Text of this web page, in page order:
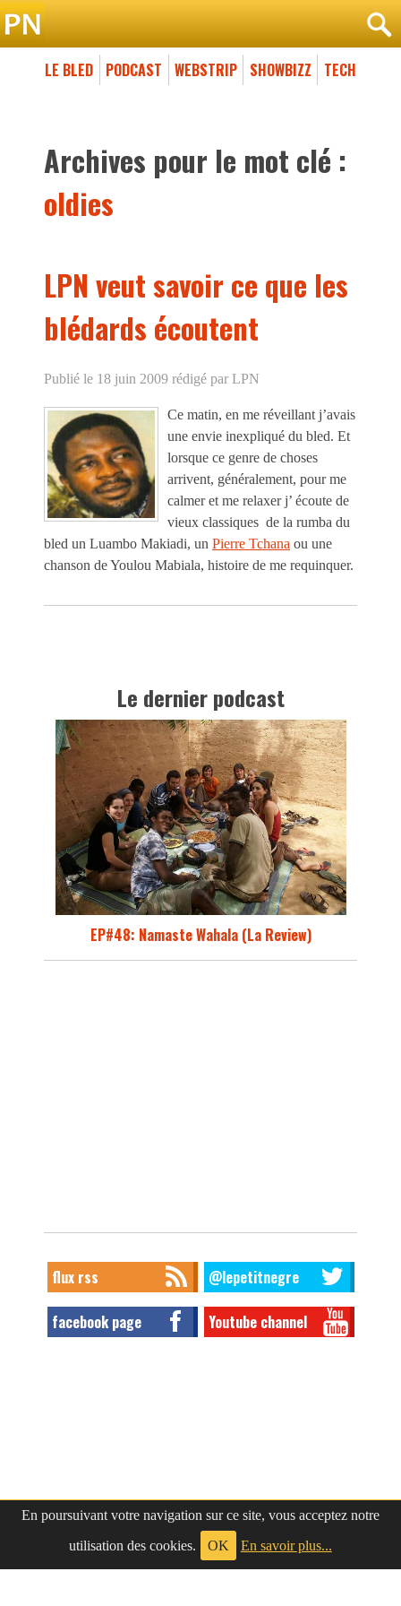
En poursuivant votre navigation sur ce site, vous acceptez notre
utilisation des cookies.
OK En savoir plus...
LE BLED PODCAST WEBSTRIP SHOWBIZZ TECH
Archives pour le mot clé :
oldies
LPN veut savoir ce que les
blédards écoutent
Publié le 18 juin 2009 rédigé par LPN
Ce matin, en me réveillant j’avais
une envie inexpliqué du bled. Et
lorsque ce genre de choses
arrivent, généralement, pour me
calmer et me relaxer j’ écoute de
vieux classiques de la rumba du
bled un Luambo Makiadi, un Pierre Tchana ou une
chanson de Youlou Mabiala, histoire de me requinquer.
Le dernier podcast
EP#48: Namaste Wahala (La Review)
flux rss @lepetitnegre
facebook page Youtube channel